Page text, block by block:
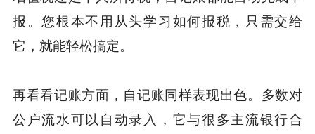
报。您根本不用从头学习如何报税，只需交给
它，就能轻松搞定。
再看看记账方面，自记账同样表现出色。多数对
公户流水可以自动录入，它与很多主流银行合